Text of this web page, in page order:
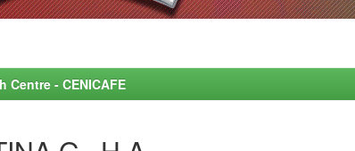
- CENICAFE